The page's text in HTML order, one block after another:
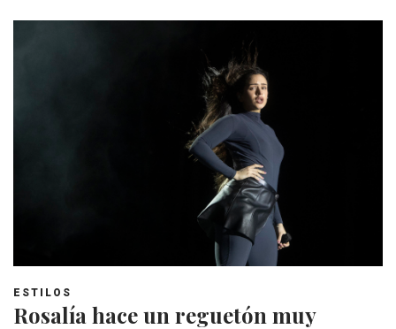
ESTILOS
Rosalía hace un reguetón muy